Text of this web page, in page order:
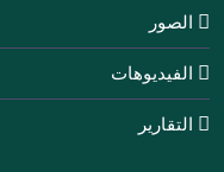
الصور
الفيديوهات
التقارير